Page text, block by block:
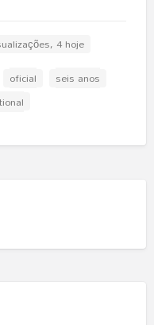
4 hoje
oficial
seis anos